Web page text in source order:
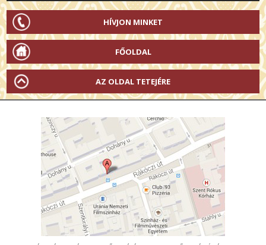
HÍVJON MINKET
FŐOLDAL
AZ OLDAL TETEJÉRE